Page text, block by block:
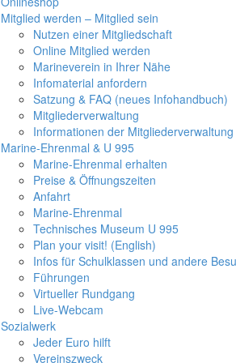
Mitglied werden – Mitglied sein
Nutzen einer Mitgliedschaft
Online Mitglied werden
Marineverein in Ihrer Nähe
Infomaterial anfordern
Satzung & FAQ (neues Infohandbuch)
Mitgliederverwaltung
Informationen der Mitgliederverwaltung
Marine-Ehrenmal & U 995
Marine-Ehrenmal erhalten
Preise & Öffnungszeiten
Anfahrt
Marine-Ehrenmal
Technisches Museum U 995
Plan your visit! (English)
Infos für Schulklassen und andere
Führungen
Virtueller Rundgang
Live-Webcam
Sozialwerk
Jeder Euro hilft
Vereinszweck